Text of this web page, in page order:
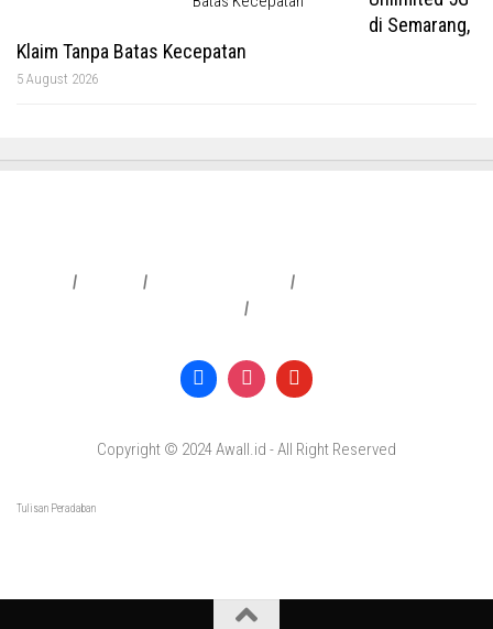
di Semarang,
Klaim Tanpa Batas Kecepatan
5 August 2026
| | |
|
Copyright © 2024 Awall.id - All Right Reserved
Tulisan Peradaban